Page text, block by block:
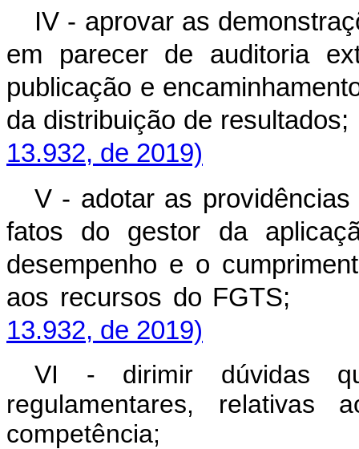
IV - aprovar as
em parecer de auditoria
publicação e
da distribuição de
13.932, de 2019)
V - adotar as
fatos do gestor da
desempenho e o
aos recursos do
13.932, de 2019)
VI - dirimir dúvidas
regulamentares,
competência;